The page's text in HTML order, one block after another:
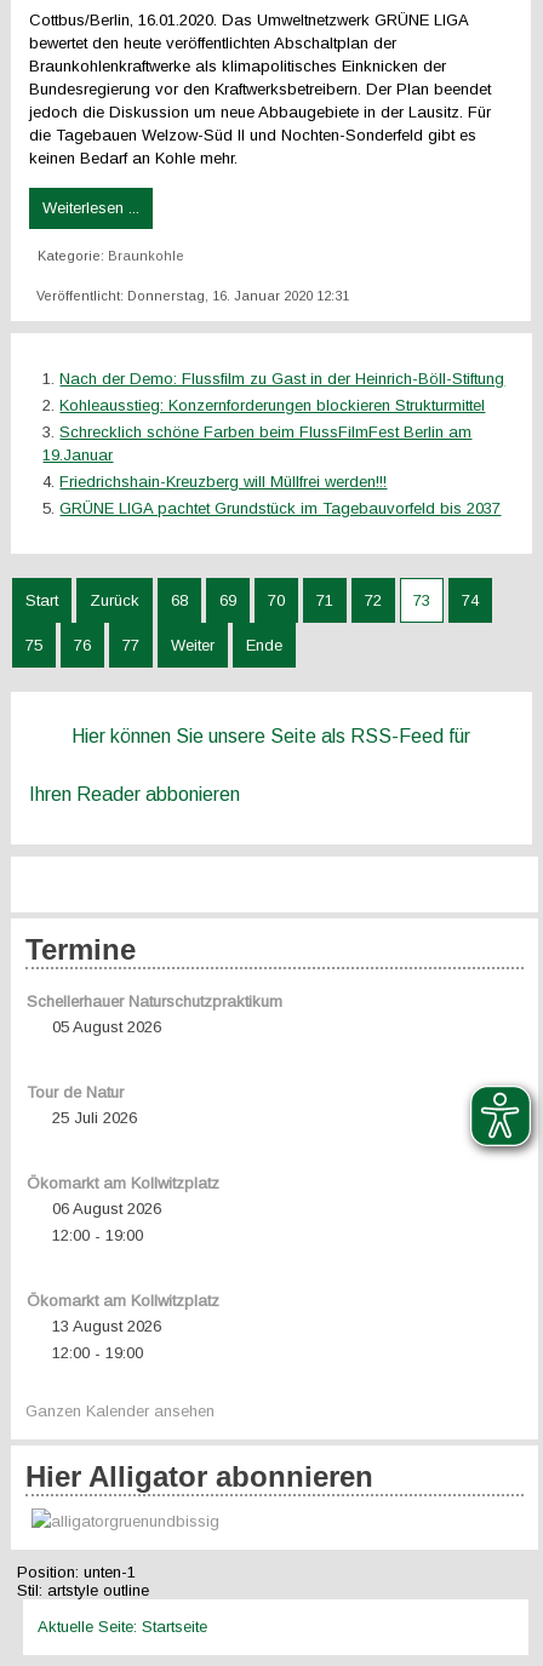
Cottbus/Berlin, 16.01.2020. Das Umweltnetzwerk GRÜNE LIGA
bewertet den heute veröffentlichten Abschaltplan der
Braunkohlenkraftwerke als klimapolitisches Einknicken der
Bundesregierung vor den Kraftwerksbetreibern. Der Plan beendet
jedoch die Diskussion um neue Abbaugebiete in der Lausitz. Für
die Tagebauen Welzow-Süd II und Nochten-Sonderfeld gibt es
keinen Bedarf an Kohle mehr.
Weiterlesen ...
Kategorie: Braunkohle
Veröffentlicht: Donnerstag, 16. Januar 2020 12:31
Nach der Demo: Flussfilm zu Gast in der Heinrich-Böll-Stiftung
Kohleausstieg: Konzernforderungen blockieren Strukturmittel
Schrecklich schöne Farben beim FlussFilmFest Berlin am
19.Januar
Friedrichshain-Kreuzberg will Müllfrei werden!!!
GRÜNE LIGA pachtet Grundstück im Tagebauvorfeld bis 2037
Start Zurück 68 69 70 71 72 73 74
75 76 77 Weiter Ende
Hier können Sie unsere Seite als RSS-Feed für
Ihren Reader abbonieren
Termine
Schellerhauer Naturschutzpraktikum
05 August 2026
Tour de Natur
25 Juli 2026
Ökomarkt am Kollwitzplatz
06 August 2026
12:00- 19:00
Ökomarkt am Kollwitzplatz
13 August 2026
12:00- 19:00
Ganzen Kalender ansehen
Hier Alligator abonnieren
Position: unten-1
Stil: artstyle outline
Aktuelle Seite:Startseite